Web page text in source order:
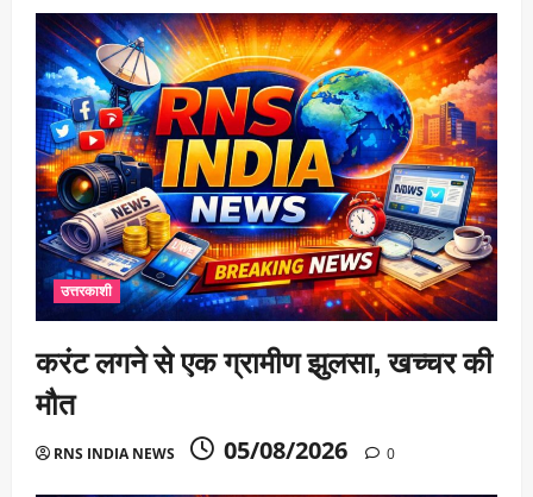
उत्तरकाशी
करंट लगने से एक ग्रामीण झुलसा, खच्चर की
मौत
RNS INDIA NEWS 05/08/2026 0